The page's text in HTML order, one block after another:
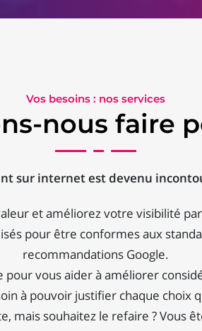
Vos besoins : nos services
nous faire
sur internet est devenu
et améliorez votre visibilité
pour être conformes aux
recommandations Google.
vous aider à améliorer
à pouvoir justifier chaque choix
mais souhaitez le refaire ? Vous